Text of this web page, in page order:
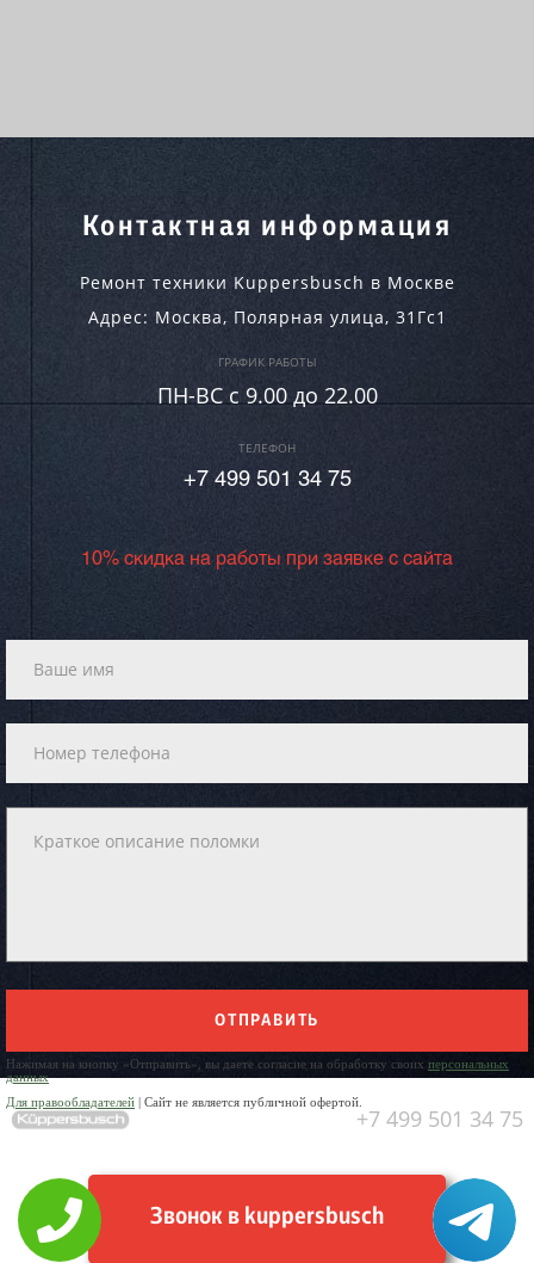
Контактная информация
Ремонт техники Kuppersbusch в Москве
Адрес: Москва, Полярная улица, 31Гс1
ГРАФИК РАБОТЫ
ПН-ВC c 9.00 до 22.00
ТЕЛЕФОН
+7 499 501 34 75
10% скидка на работы при заявке с сайта
ОТПРАВИТЬ
Нажимая на кнопку «Отправить», вы даете согласие на обработку своих персональных
данных
Для правообладателей | Сайт не является публичной офертой.
+7 499 501 34 75
Звонок в kuppersbusch